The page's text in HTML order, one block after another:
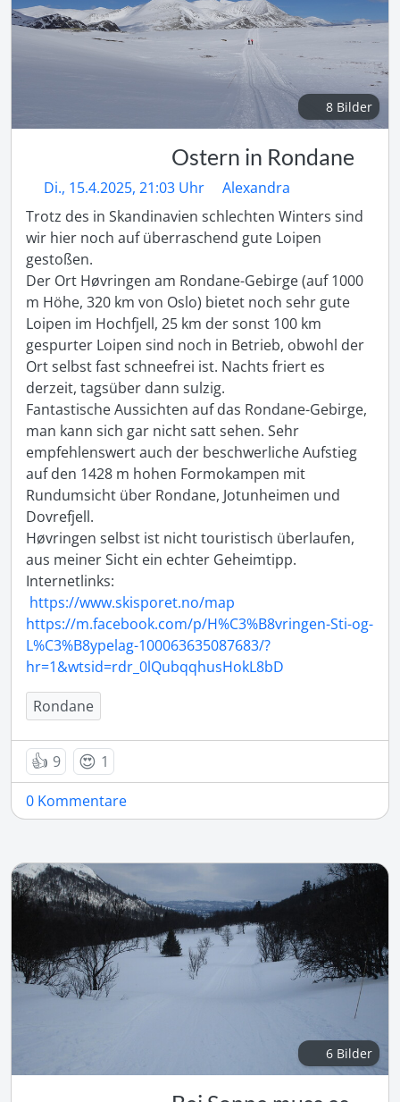
8 Bilder
Ostern in Rondane
Di., 15.4.2025, 21:03 Uhr
Alexandra
Trotz des in Skandinavien schlechten Winters sind
wir hier noch auf überraschend gute Loipen
gestoßen.
Der Ort Høvringen am Rondane-Gebirge (auf 1000
m Höhe, 320 km von Oslo) bietet noch sehr gute
Loipen im Hochfjell, 25 km der sonst 100 km
gespurter Loipen sind noch in Betrieb, obwohl der
Ort selbst fast schneefrei ist. Nachts friert es
derzeit, tagsüber dann sulzig.
Fantastische Aussichten auf das Rondane-Gebirge,
man kann sich gar nicht satt sehen. Sehr
empfehlenswert auch der beschwerliche Aufstieg
auf den 1428 m hohen Formokampen mit
Rundumsicht über Rondane, Jotunheimen und
Dovrefjell.
Høvringen selbst ist nicht touristisch überlaufen,
aus meiner Sicht ein echter Geheimtipp.
Internetlinks:
https://www.skisporet.no/map
https://m.facebook.com/p/H%C3%B8vringen-Sti-og-
L%C3%B8ypelag-100063635087683/?
hr=1&wtsid=rdr_0lQubqqhusHokL8bD
Rondane
👍 9 😍 1
0 Kommentare
6 Bilder